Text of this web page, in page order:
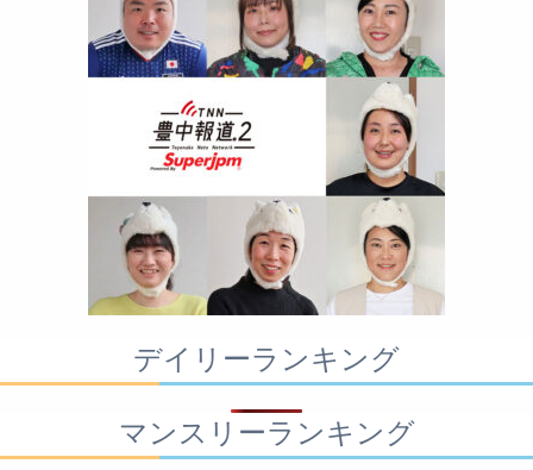
デイリーランキング
マンスリーランキング